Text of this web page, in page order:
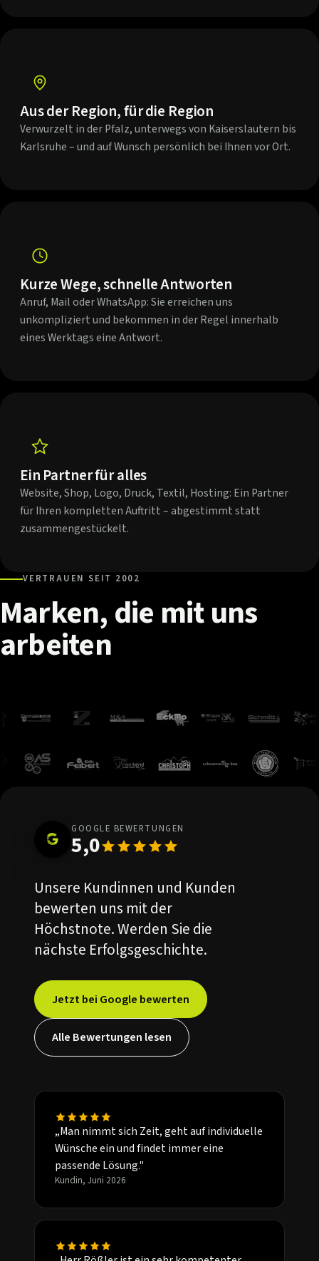
Aus der Region, für die Region
Verwurzelt in der Pfalz, unterwegs von Kaiserslautern bis
Karlsruhe – und auf Wunsch persönlich bei Ihnen vor Ort.
Kurze Wege, schnelle Antworten
Anruf, Mail oder WhatsApp: Sie erreichen uns
unkompliziert und bekommen in der Regel innerhalb
eines Werktags eine Antwort.
Ein Partner für alles
Website, Shop, Logo, Druck, Textil, Hosting: Ein Partner
für Ihren kompletten Auftritt – abgestimmt statt
zusammengestückelt.
VERTRAUEN SEIT 2002
Marken,die mituns
arbeiten
GOOGLE BEWERTUNGEN
5,0
Unsere Kundinnen und Kunden
bewerten uns mit der
Höchstnote. Werden Sie die
nächste Erfolgsgeschichte.
Jetzt bei Google bewerten
Alle Bewertungen lesen
„Man nimmt sich Zeit, geht auf individuelle
Wünsche ein und findet immer eine
passende Lösung."
Kundin, Juni 2026